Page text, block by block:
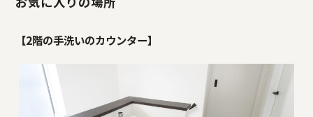
【2階の手洗いのカウンター】